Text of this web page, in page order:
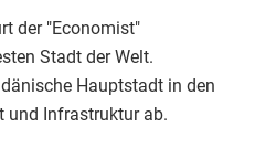
der "Economist"
Stadt der Welt.
Hauptstadt in den
und Infrastruktur ab.